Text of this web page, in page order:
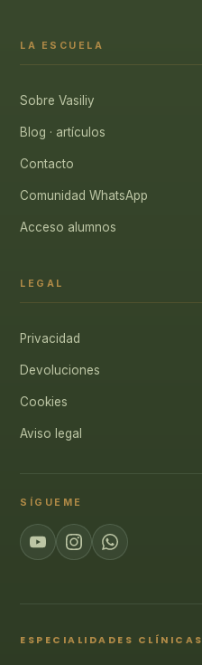
LA ESCUELA
Sobre Vasiliy
Blog · artículos
Contacto
Comunidad WhatsApp
Acceso alumnos
LEGAL
Privacidad
Devoluciones
Cookies
Aviso legal
SÍGUEME
ESPECIALIDADES CLÍNICAS